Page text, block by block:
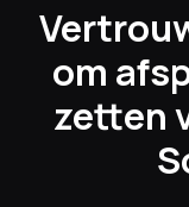
om
zetten